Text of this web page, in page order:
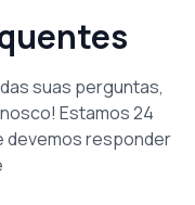
suas perguntas,
Estamos 24
devemos responder